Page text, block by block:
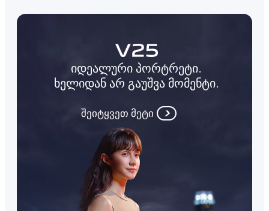
იდეალური პორტრეტი.
ხელიდან არ გაუშვა მომენტი.
შეიტყვეთ მეტი